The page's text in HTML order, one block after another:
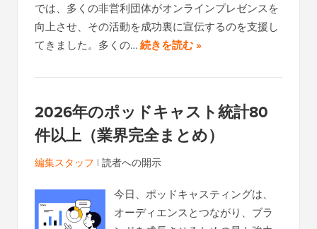
では、多くの非営利団体がオンラインプレゼンスを
向上させ、その活動を成功裏に宣伝するのを支援し
てきました。多くの…続きを読む »
2026年のポッドキャスト統計80
件以上（業界完全まとめ）
編集スタッフ | 読者への開示
今日、ポッドキャスティングは、
オーディエンスとつながり、ブラ